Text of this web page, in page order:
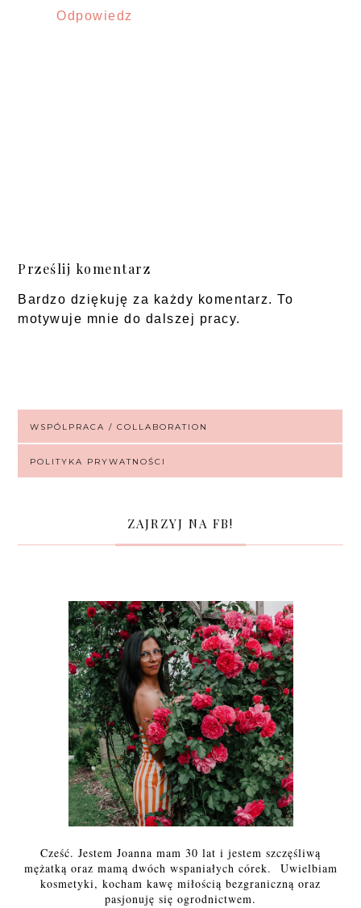
Odpowiedz
Prześlij komentarz
Bardzo dziękuję za każdy komentarz. To
motywuje mnie do dalszej pracy.
WSPÓLPRACA / COLLABORATION
POLITYKA PRYWATNOŚCI
ZAJRZYJ NA FB!
Cześć. Jestem Joanna mam 30 lat i jestem szczęśliwą
mężatką oraz mamą dwóch wspaniałych córek. Uwielbiam
kosmetyki, kocham kawę miłością bezgraniczną oraz
pasjonuję się ogrodnictwem.